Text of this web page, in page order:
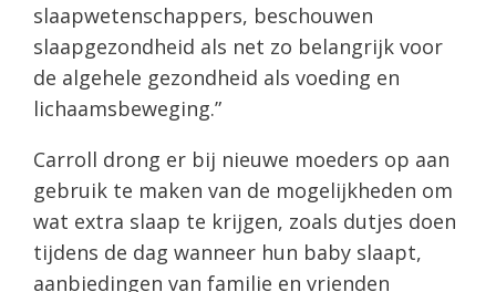
slaapwetenschappers, beschouwen
slaapgezondheid als net zo belangrijk voor
de algehele gezondheid als voeding en
lichaamsbeweging.”
Carroll drong er bij nieuwe moeders op aan
gebruik te maken van de mogelijkheden om
wat extra slaap te krijgen, zoals dutjes doen
tijdens de dag wanneer hun baby slaapt,
aanbiedingen van familie en vrienden